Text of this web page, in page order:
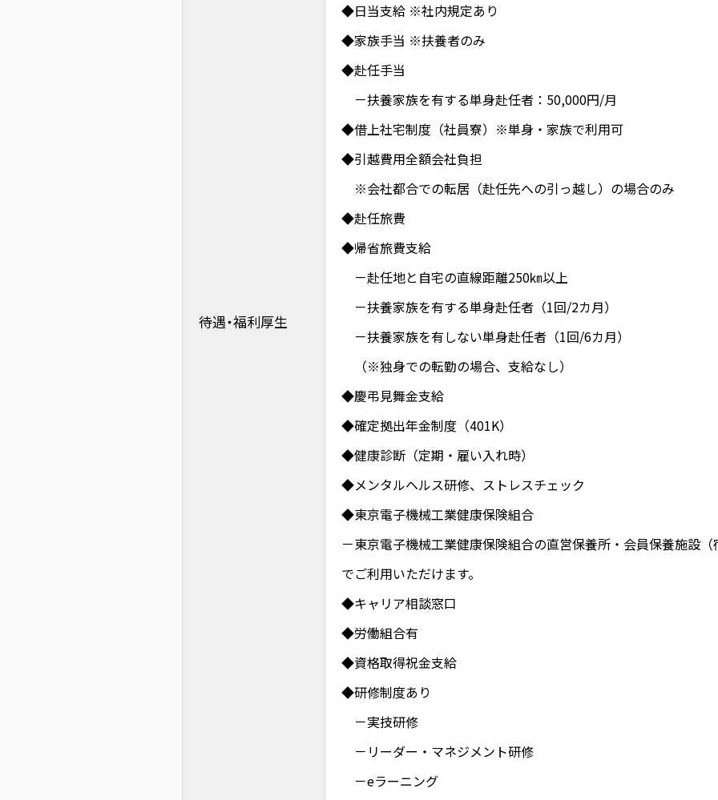
待遇・福利厚生
◆日当支給 ※社内規定あり
◆家族手当 ※扶養者のみ
◆赴任手当
－扶養家族を有する単身赴任者：50,000円/月
◆借上社宅制度（社員寮）※単身・家族で利用可
◆引越費用全額会社負担
※会社都合での転居（赴任先への引っ越し）の場合のみ
◆赴任旅費
◆帰省旅費支給
－赴任地と自宅の直線距離250㎞以上
－扶養家族を有する単身赴任者（1回/2カ月）
－扶養家族を有しない単身赴任者（1回/6カ月）
（※独身での転勤の場合、支給なし）
◆慶弔見舞金支給
◆確定拠出年金制度（401K）
◆健康診断（定期・雇い入れ時）
◆メンタルヘルス研修、ストレスチェック
◆東京電子機械工業健康保険組合
－東京電子機械工業健康保険組合の直営保養所・会員保養施設
でご利用いただけます。
◆キャリア相談窓口
◆労働組合有
◆資格取得祝金支給
◆研修制度あり
－実技研修
－リーダー・マネジメント研修
－eラーニング